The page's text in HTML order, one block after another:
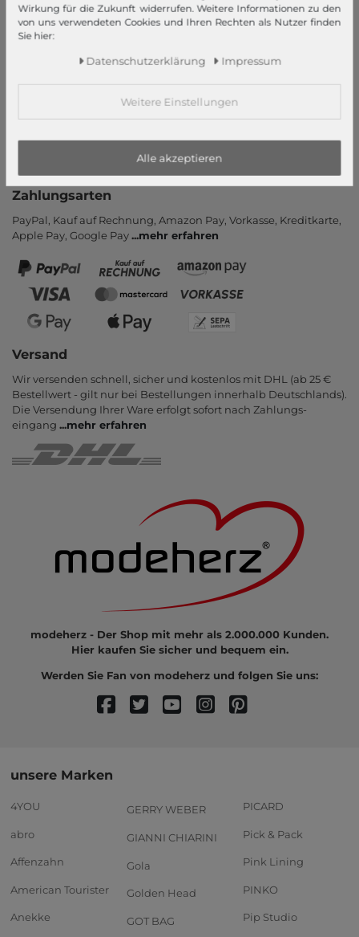
Informationen
Kontakt
Zahlungsarten
PayPal, Kauf auf Rechnung, Amazon Pay, Vor­kasse, Kredit­karte,
Apple Pay, Google Pay...mehr erfahren
Versand
Wir versenden schnell, sicher und kostenlos mit DHL (ab 25 €
Bestell­wert - gilt nur bei Bestel­lungen inner­halb Deutsch­lands).
Die Ver­sendung Ihrer Ware er­folgt sofort nach Zahlungs­
eingang ...mehr erfahren
modeherz - Der Shop mit mehr als 2.000.000 Kunden.
Hier kaufen Sie sicher und bequem ein.
Werden Sie Fan von modeherz und folgen Sie uns:
unsere Marken
4YOU
abro
Affenzahn
American Tourister
Anekke
GERRY WEBER
GIANNI CHIARINI
Gola
Golden Head
GOT BAG
PICARD
Pick & Pack
Pink Lining
PINKO
Pip Studio
Wirkung für die Zukunft widerrufen. Weitere Informationen zu den
von uns verwendeten Cookies und Ihren Rechten als Nutzer finden
Sie hier:
Daten­schutz­erklärung Impressum
Weitere Einstellungen
Alle akzeptieren